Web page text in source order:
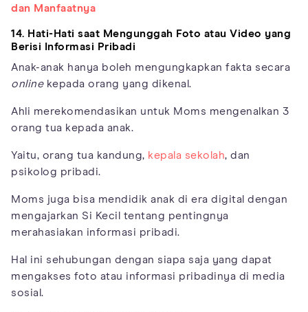
dan Manfaatnya
14. Hati-Hati saat Mengunggah Foto atau Video yang
Berisi Informasi Pribadi
Anak-anak hanya boleh mengungkapkan fakta secara
onlinekepada orang yang dikenal.
Ahli merekomendasikan untuk Moms mengenalkan 3
orang tua kepada anak.
Yaitu, orang tua kandung, kepala sekolah, dan
psikolog pribadi.
Moms juga bisa mendidik anak di era digital dengan
mengajarkan Si Kecil tentang pentingnya
merahasiakan informasi pribadi.
Hal ini sehubungan dengan siapa saja yang dapat
mengakses foto atau informasi pribadinya di media
sosial.